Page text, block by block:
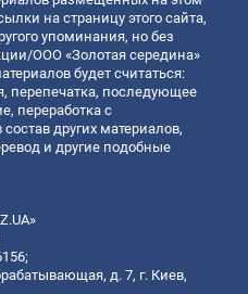
на страницу этого сайта,
упоминания, но без
ООО «Золотая середина»
будет считаться:
перепечатка, последующее
переработка с
других материалов,
и другие подобные
д. 7, г. Киев,